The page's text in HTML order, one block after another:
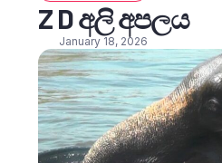
Z D අලි අපලය
January 18, 2026